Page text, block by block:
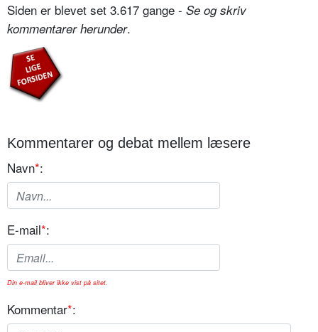
Siden er blevet set 3.617 gange - Se og skriv
kommentarer herunder.
Kommentarer og debat mellem læsere
Navn*:
E-mail*:
Din e-mail bliver ikke vist på sitet.
Kommentar*: